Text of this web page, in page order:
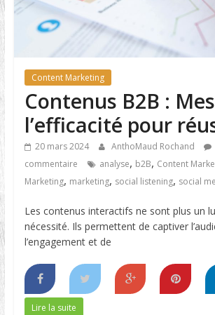
Content Marketing
Contenus B2B :
l’efficacité pour
20 mars 2024 AnthoMaud Rochand
commentaire
analyse, b2B, Content
Marketing, marketing, social listening, social
Les contenus interactifs ne sont plus un
nécessité. Ils permettent de captiver
l’engagement et de
Lire la suite